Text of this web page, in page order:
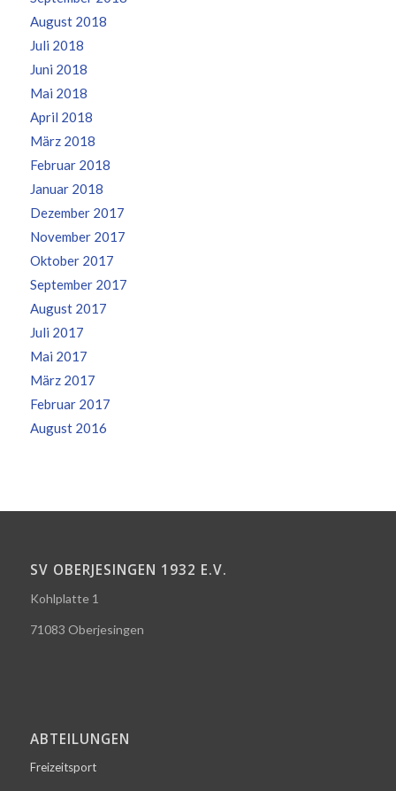
August 2018
Juli 2018
Juni 2018
Mai 2018
April 2018
März 2018
Februar 2018
Januar 2018
Dezember 2017
November 2017
Oktober 2017
September 2017
August 2017
Juli 2017
Mai 2017
März 2017
Februar 2017
August 2016
SV OBERJESINGEN 1932 E.V.
Kohlplatte 1
71083 Oberjesingen
ABTEILUNGEN
Freizeitsport